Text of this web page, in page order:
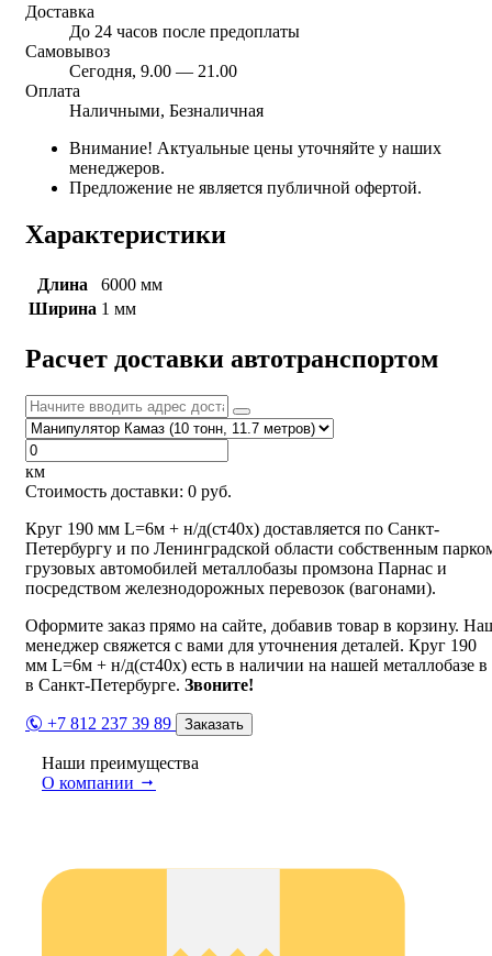
Доставка
До 24 часов после предоплаты
Самовывоз
Сегодня, 9.00 — 21.00
Оплата
Наличными, Безналичная
Внимание! Актуальные цены уточняйте у наших
менеджеров.
Предложение не является публичной офертой.
Характеристики
Длина
6000 мм
Ширина 1 мм
Расчет доставки автотранспортом
км
Стоимость доставки: 0 руб.
Круг 190 мм L=6м + н/д(ст40х) доставляется по Санкт-
Петербургу и по Ленинградской области собственным
грузовых автомобилей металлобазы промзона Парнас и
посредством железнодорожных перевозок (вагонами).
Оформите заказ прямо на сайте, добавив товар в корзину.
менеджер свяжется с вами для уточнения деталей. Круг 190
мм L=6м + н/д(ст40х) есть в наличии на нашей металлобазе в
в Санкт-Петербурге. Звоните!
+7 812 237 39 89 Заказать
Наши преимущества
О компании